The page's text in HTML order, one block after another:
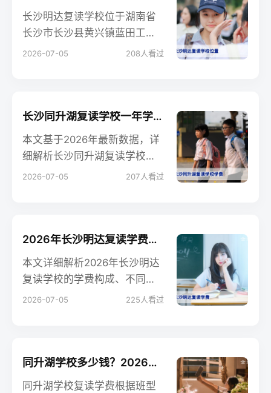
长沙明达复读学校位于湖南省
长沙市长沙县黄兴镇蓝田工业
园（明达中学内），2026年复
2026-07-05 208 人看过
长沙同升湖复读学校一年学费详解（2026-2027学年）
本文基于2026年最新数据，详
细解析长沙同升湖复读学校一
年学费标准、额外费用、奖学
2026-07-05 207 人看过
2026年长沙明达复读学费明细与收费政策全解析
本文详细解析2026年长沙明达
复读学校的学费构成、不同班
型收费差异、退费政策及性价
2026-07-05 225人看过
同升湖学校多少钱？2026年复读学费全解析（含班型对比）
同升湖学校复读学费根据班型